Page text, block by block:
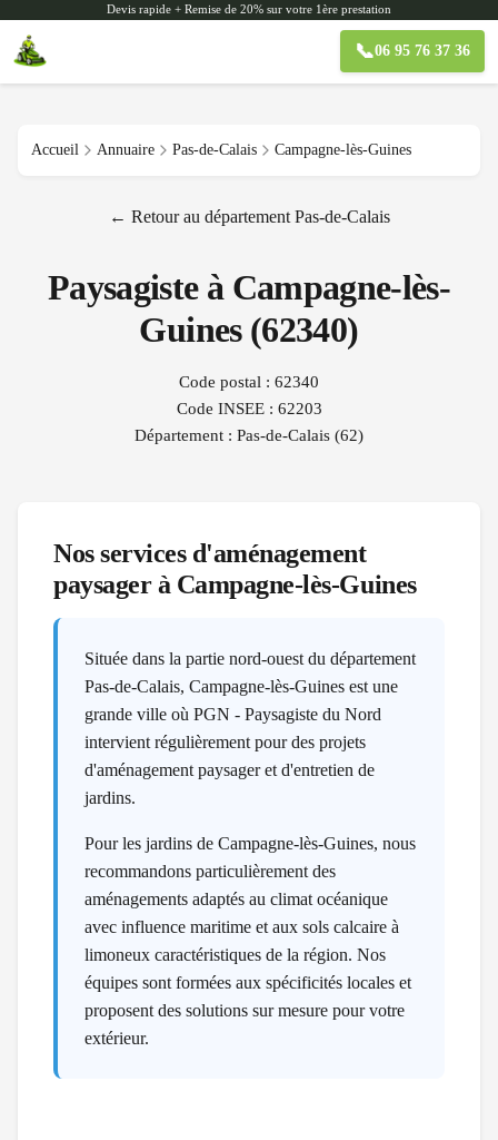
Devis rapide + Remise de 20% sur votre 1ère prestation
📞06 95 76 37 36
Accueil Annuaire Pas-de-Calais Campagne-lès-Guines
← Retour au département Pas-de-Calais
Paysagiste à Campagne-lès-
Guines(62340)
Code postal : 62340
Code INSEE : 62203
Département : Pas-de-Calais (62)
Nos services d'aménagement
paysager à Campagne-lès-Guines
Située dans la partie nord-ouest du département
Pas-de-Calais, Campagne-lès-Guines est une
grande ville où PGN - Paysagiste du Nord
intervient régulièrement pour des projets
d'aménagement paysager et d'entretien de
jardins.
Pour les jardins de Campagne-lès-Guines, nous
recommandons particulièrement des
aménagements adaptés au climat océanique
avec influence maritime et aux sols calcaire à
limoneux caractéristiques de la région. Nos
équipes sont formées aux spécificités locales et
proposent des solutions sur mesure pour votre
extérieur.